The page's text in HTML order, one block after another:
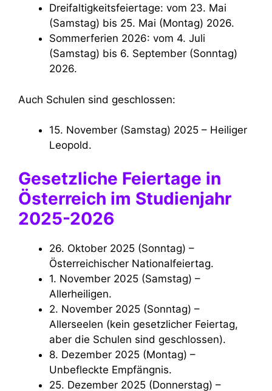
Dreifaltigkeitsfeiertage: vom 23. Mai
(Samstag) bis 25. Mai (Montag) 2026.
Sommerferien 2026: vom 4. Juli
(Samstag) bis 6. September (Sonntag)
2026.
Auch Schulen sind geschlossen:
15. November (Samstag) 2025 – Heiliger
Leopold.
Gesetzliche Feiertage in
Österreich im Studienjahr
2025-2026
26. Oktober 2025 (Sonntag) –
Österreichischer Nationalfeiertag.
1. November 2025 (Samstag) –
Allerheiligen.
2. November 2025 (Sonntag) –
Allerseelen (kein gesetzlicher Feiertag,
aber die Schulen sind geschlossen).
8. Dezember 2025 (Montag) –
Unbefleckte Empfängnis.
25. Dezember 2025 (Donnerstag) –